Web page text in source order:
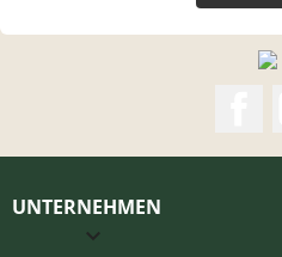
UNTERNEHMEN
